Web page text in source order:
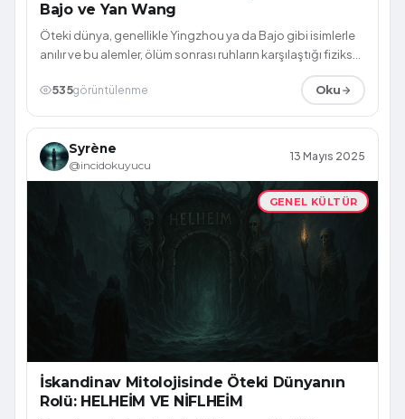
Bajo ve Yan Wang
Öteki dünya, genellikle Yingzhou ya da Bajo gibi isimlerle
anılır ve bu alemler, ölüm sonrası ruhların karşılaştığı fiziksel
535görüntülenme Oku
Syrène
@incidokuyucu
13 Mayıs 2025
GENEL KÜLTÜR
İskandinav Mitolojisinde Öteki Dünyanın
Rolü: HELHEİM VE NİFLHEİM